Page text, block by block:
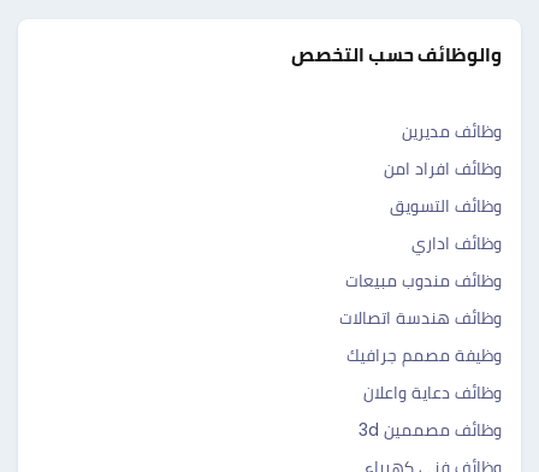
والوظائف حسب التخصص
وظائف مديرين
وظائف افراد امن
وظائف التسويق
وظائف اداري
وظائف مندوب مبيعات
وظائف هندسة اتصالات
وظيفة مصمم جرافيك
وظائف دعاية واعلان
وظائف مصممين 3d
وظائف فني كهرباء